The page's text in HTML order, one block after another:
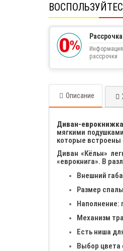
Рассрочка
рассрочки
Описание
Диван-
мягкими
которые
Диван «Кёльн»
«еврокнига». В
Внешний
Размер
Наполнение:
Механизм
Есть ниша
Выбор цвета